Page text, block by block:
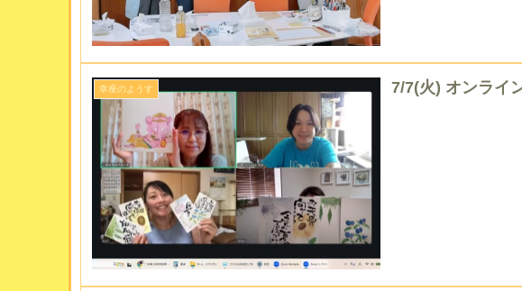
幸座のようす 7/7(火) オンライ